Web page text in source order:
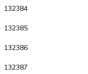
132384
132385
132386
132387